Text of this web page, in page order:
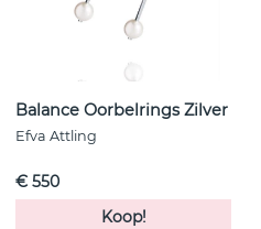
Balance Oorbelrings Zilver
Efva Attling
€ 550
Koop!